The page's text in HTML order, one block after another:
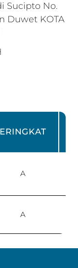
Sucipto No.
Duwet KOTA
A
A